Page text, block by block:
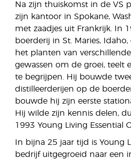
Na zijn thuiskomst in de VS
zijn kantoor in Spokane,
met zaadjes uit Frankrijk. In
boerderij in St. Maries,
het planten van
gewassen om de groei, teelt
te begrijpen. Hij bouwde
distilleerderijen op de
bouwde hij zijn eerste
Hij wilde zijn kennis delen,
1993 Young Living Essential
In bijna 25 jaar tijd is Young
bedrijf uitgegroeid naar een